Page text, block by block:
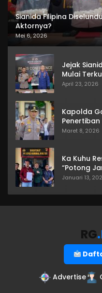
Sianida Filipina
Aktornya?
Mei 6, 2026
Jejak
Mulai
April 23, 2026
Kapolda
Penertiban
Maret 8, 2026
Ka Kuhu
“Potong
Januari 13,
RG
Advertise